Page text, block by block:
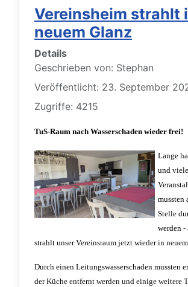
Vereinsheim strahlt
neuem Glanz
Details
Geschrieben von: Stephan
Veröffentlicht: 23. September
Zugriffe: 4215
TuS-Raum nach Wasserschaden wieder frei!
Lange
und viele
mussten
Stelle
werden -
strahlt unser Vereinsraum jetzt wieder in
Durch einen Leitungswasserschaden mussten
der Küche entfernt werden und einige weitere